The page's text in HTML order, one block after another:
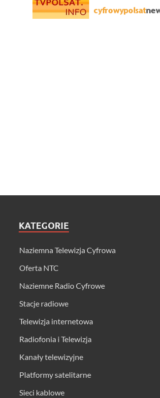
KATEGORIE
Naziemna Telewizja Cyfrowa
Oferta NTC
Naziemne Radio Cyfrowe
Stacje radiowe
Telewizja internetowa
Radiofonia i Telewizja
Kanały telewizyjne
Platformy satelitarne
Sieci kablowe